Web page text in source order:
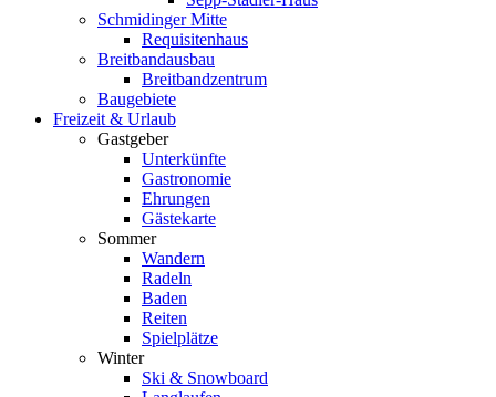
Schmidinger Mitte
Requisitenhaus
Breitbandausbau
Breitbandzentrum
Baugebiete
Freizeit & Urlaub
Gastgeber
Unterkünfte
Gastronomie
Ehrungen
Gästekarte
Sommer
Wandern
Radeln
Baden
Reiten
Spielplätze
Winter
Ski & Snowboard